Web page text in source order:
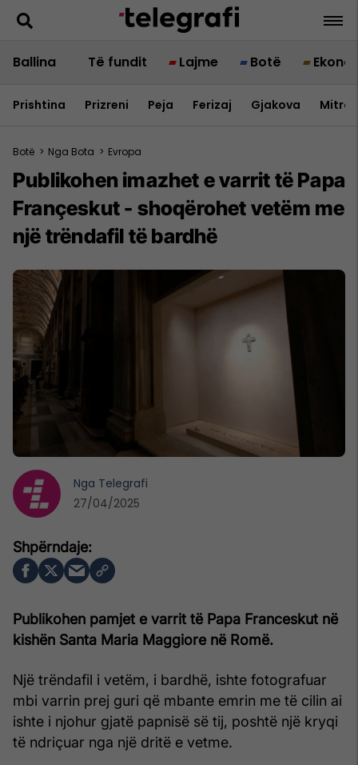
Ballina Të fundit Lajme Botë
Prishtina Prizreni Peja Ferizaj Gjakova
Botë > Nga Bota > Evropa
Publikohen imazhet e varrit të Papa
Françeskut - shoqërohet vetëm me
një trëndafil të bardhë
Publikohen pamjet e varrit të Papa Franceskut në
kishën Santa Maria Maggiore në Romë.
Një trëndafil i vetëm, i bardhë, ishte fotografuar
mbi varrin prej guri që mbante emrin me të cilin ai
ishte i njohur gjatë papnisë së tij, poshtë një kryqi
të ndriçuar nga një dritë e vetme.
Nga Telegrafi
27/04/2025